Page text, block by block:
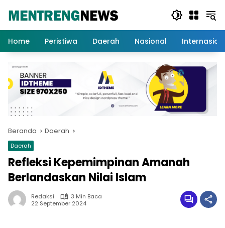
Home
Peristiwa Daerah Nasional
Beranda Daerah
Daerah
Refleksi Kepemimpinan Amanah
Berlandaskan Nilai Islam
Redaksi
3 Min Baca
22 September 2024